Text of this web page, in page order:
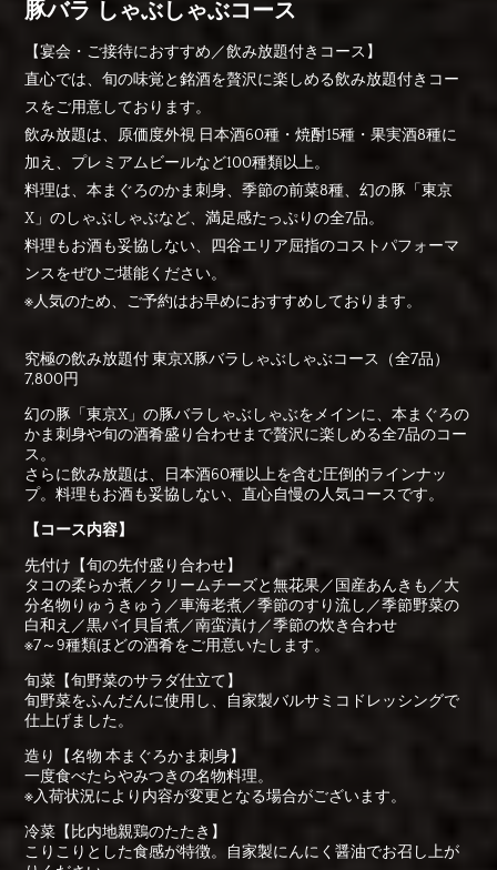
豚バラ しゃぶしゃぶコース
【宴会・ご接待におすすめ／飲み放題付きコース】
直心では、旬の味覚と銘酒を贅沢に楽しめる飲み放題付きコー
スをご用意しております。
飲み放題は、原価度外視 日本酒60種・焼酎15種・果実酒8種に
加え、プレミアムビールなど100種類以上。
料理は、本まぐろのかま刺身、季節の前菜8種、幻の豚「東京
X」のしゃぶしゃぶなど、満足感たっぷりの全7品。
料理もお酒も妥協しない、四谷エリア屈指のコストパフォーマ
ンスをぜひご堪能ください。
※人気のため、ご予約はお早めにおすすめしております。
究極の飲み放題付 東京X豚バラしゃぶしゃぶコース（全7品）
7,800円
幻の豚「東京X」の豚バラしゃぶしゃぶをメインに、本まぐろの
かま刺身や旬の酒肴盛り合わせまで贅沢に楽しめる全7品のコー
ス。
さらに飲み放題は、日本酒60種以上を含む圧倒的ラインナッ
プ。料理もお酒も妥協しない、直心自慢の人気コースです。
【コース内容】
先付け【旬の先付盛り合わせ】
タコの柔らか煮／クリームチーズと無花果／国産あんきも／大
分名物りゅうきゅう／車海老煮／季節のすり流し／季節野菜の
白和え／黒バイ貝旨煮／南蛮漬け／季節の炊き合わせ
※7～9種類ほどの酒肴をご用意いたします。
旬菜【旬野菜のサラダ仕立て】
旬野菜をふんだんに使用し、自家製バルサミコドレッシングで
仕上げました。
造り【名物 本まぐろかま刺身】
一度食べたらやみつきの名物料理。
※入荷状況により内容が変更となる場合がございます。
冷菜【比内地親鶏のたたき】
こりこりとした食感が特徴。自家製にんにく醤油でお召し上が